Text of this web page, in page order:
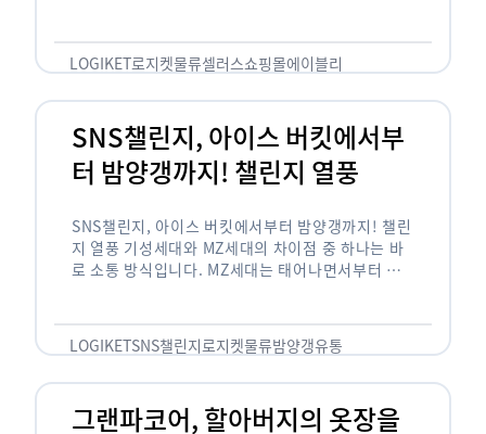
LOGIKET로지켓물류셀러스쇼핑몰에이블리
SNS챌린지, 아이스 버킷에서부
터 밤양갱까지! 챌린지 열풍
SNS챌린지, 아이스 버킷에서부터 밤양갱까지! 챌린
지 열풍 기성세대와 MZ세대의 차이점 중 하나는 바
로 소통 방식입니다. MZ세대는 태어나면서부터 디
도 능숙한 …
LOGIKETSNS챌린지로지켓물류밤양갱유통
그랜파코어, 할아버지의 옷장을